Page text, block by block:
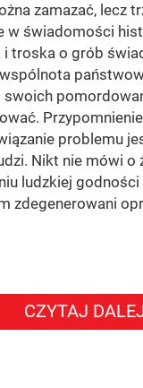
zamazać, lecz
w świadomości
troska o grób
swoich
problemu
Nikt nie mówi o
ludzkiej
zdegenerowani
CZYTAJ